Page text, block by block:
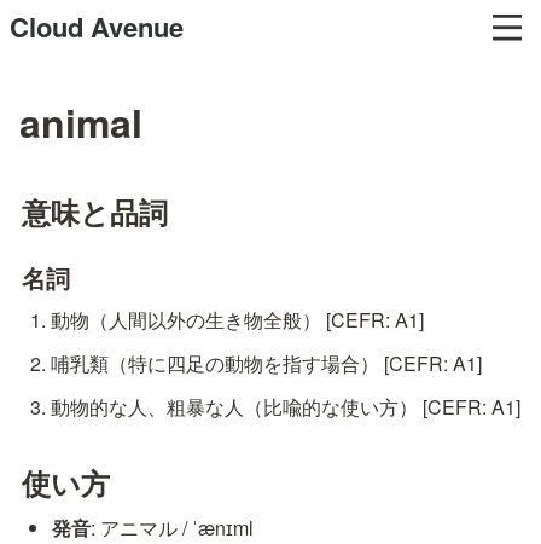
Cloud Avenue
animal
意味と品詞
名詞
動物（人間以外の生き物全般） [CEFR: A1]
哺乳類（特に四足の動物を指す場合） [CEFR: A1]
動物的な人、粗暴な人（比喩的な使い方） [CEFR: A1]
使い方
発音: アニマル / ˈænɪml